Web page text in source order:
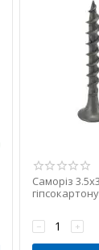
Саморіз
+
−